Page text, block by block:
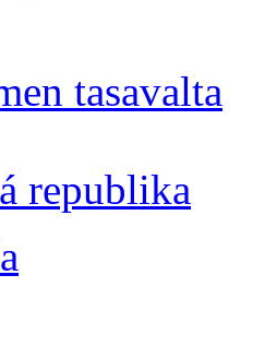
tasavalta
republika